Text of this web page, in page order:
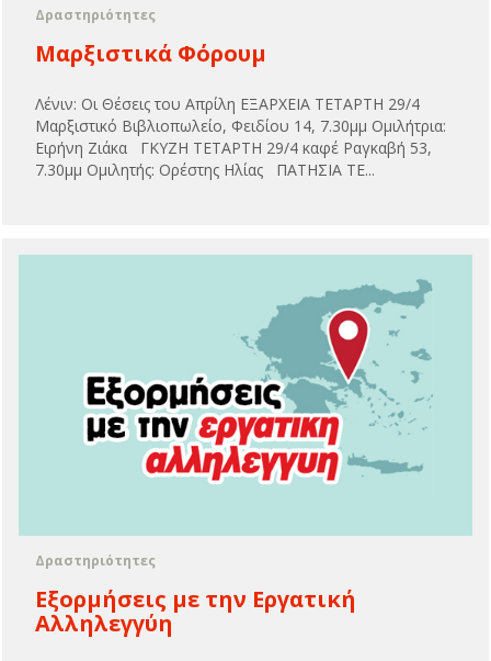
Δραστηριότητες
Μαρξιστικά Φόρουμ
Λένιν: Οι Θέσεις του Απρίλη ΕΞΑΡΧΕΙΑ ΤΕΤΑΡΤΗ 29/4
Μαρξιστικό Βιβλιοπωλείο, Φειδίου 14, 7.30μμ Ομιλήτρια:
Ειρήνη Ζιάκα ΓΚΥΖΗ ΤΕΤΑΡΤΗ 29/4 καφέ Ραγκαβή 53,
7.30μμ Ομιλητής: Ορέστης Ηλίας ΠΑΤΗΣΙΑ ΤΕ...
Δραστηριότητες
Εξορμήσεις με την Εργατική
Αλληλεγγύη